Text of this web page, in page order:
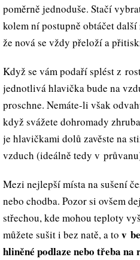
poměrně jednoduše. Stačí
kolem ní postupně obtáčet
že nová se vždy přeloží a
Když se vám podaří splést z
jednotlivá hlavička bude na
proschne. Nemáte-li však
když svážete dohromady zhruba
je hlavičkami dolů zavěste na
vzduch (ideálně tedy v
Mezi nejlepší místa na sušení
nebo chodba. Pozor si ovšem
střechou, kde mohou teploty
můžete sušit i bez natě, a to v
hliněné podlaze nebo třeba na